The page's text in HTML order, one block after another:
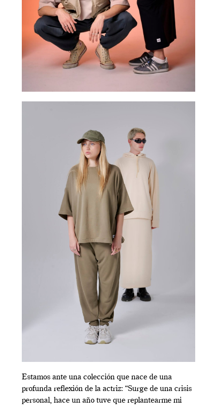
Estamos ante una colección que nace de una
profunda reflexión de la actriz: “Surge de una crisis
personal, hace un año tuve que replantearme mi